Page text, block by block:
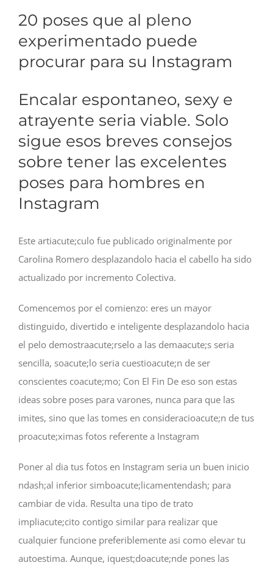
20 poses que al pleno
experimentado puede
procurar para su Instagram
Encalar espontaneo, sexy e
atrayente seri­a viable. Solo
sigue esos breves consejos
sobre tener las excelentes
poses para hombres en
Instagram
Este artiacute;culo fue publicado originalmente por
Carolina Romero desplazandolo hacia el cabello ha sido
actualizado por incremento Colectiva.
Comencemos por el comienzo: eres un mayor
distinguido, divertido e inteligente desplazandolo hacia
el pelo demostraacute;rselo a las demaacute;s seri­a
sencilla, soacute;lo seri­a cuestioacute;n de ser
conscientes coacute;mo; Con El Fin De eso son estas
ideas sobre poses para varones, nunca para que las
imites, sino que las tomes en consideracioacute;n de tus
proacute;ximas fotos referente a Instagram
Poner al dia tus fotos en Instagram seri­a un buen inicio
ndash;al inferior simboacute;licamentendash; para
cambiar de vida. Resulta una tipo de trato
impliacute;cito contigo similar para realizar que
cualquier funcione preferiblemente asi­ como elevar tu
autoestima. Aunque, iquest;doacute;nde pones las